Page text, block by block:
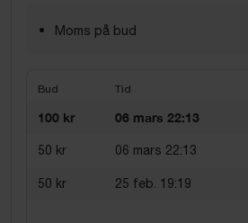
Moms på bud
Bud Tid
100 kr 06 mars 22:13
50 kr 06 mars 22:13
50 kr 25 feb. 19:19